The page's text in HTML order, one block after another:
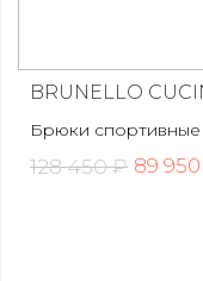
BRUNELLO
Брюки спортивные
128 450 ₽ 89